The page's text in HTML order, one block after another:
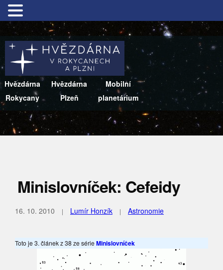
Hvězdárna
Rokycany
Hvězdárna
Plzeň
Mobilní
planetárium
Minislovníček: Cefeidy
16. 10. 2010 Lumír Honzík Astronomie
Toto je 3. článek z 38 ze sérieMinislovníček